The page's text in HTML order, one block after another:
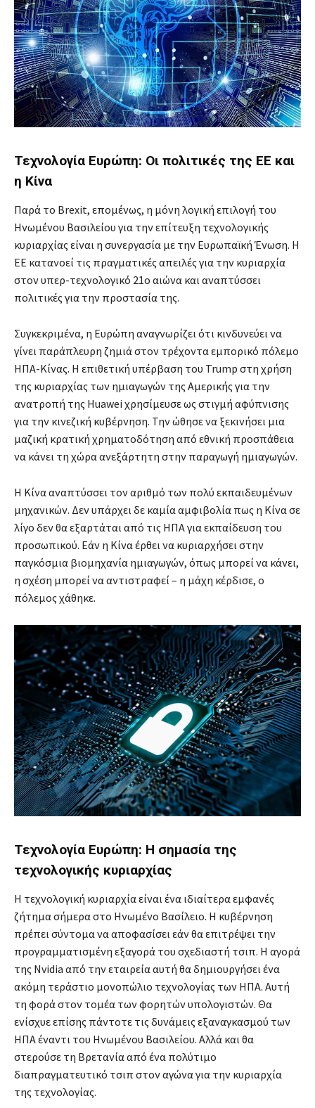
Τεχνολογία Ευρώπη: Οι πολιτικές της ΕΕ και
η Κίνα
Παρά το Brexit, επομένως, η μόνη λογική επιλογή του
Ηνωμένου Βασιλείου για την επίτευξη τεχνολογικής
κυριαρχίας είναι η συνεργασία με την Ευρωπαϊκή Ένωση. Η
ΕΕ κατανοεί τις πραγματικές απειλές για την κυριαρχία
στον υπερ-τεχνολογικό 21ο αιώνα και αναπτύσσει
πολιτικές για την προστασία της.
Συγκεκριμένα, η Ευρώπη αναγνωρίζει ότι κινδυνεύει να
γίνει παράπλευρη ζημιά στον τρέχοντα εμπορικό πόλεμο
ΗΠΑ-Κίνας. Η επιθετική υπέρβαση του Trump στη χρήση
της κυριαρχίας των ημιαγωγών της Αμερικής για την
ανατροπή της Huawei χρησίμευσε ως στιγμή αφύπνισης
για την κινεζική κυβέρνηση. Την ώθησε να ξεκινήσει μια
μαζική κρατική χρηματοδότηση από εθνική προσπάθεια
να κάνει τη χώρα ανεξάρτητη στην παραγωγή ημιαγωγών.
Η Κίνα αναπτύσσει τον αριθμό των πολύ εκπαιδευμένων
μηχανικών. Δεν υπάρχει δε καμία αμφιβολία πως η Κίνα σε
λίγο δεν θα εξαρτάται από τις ΗΠΑ για εκπαίδευση του
προσωπικού. Εάν η Κίνα έρθει να κυριαρχήσει στην
παγκόσμια βιομηχανία ημιαγωγών, όπως μπορεί να κάνει,
η σχέση μπορεί να αντιστραφεί – η μάχη κέρδισε, ο
πόλεμος χάθηκε.
Τεχνολογία Ευρώπη: Η σημασία της
τεχνολογικής κυριαρχίας
Η τεχνολογική κυριαρχία είναι ένα ιδιαίτερα εμφανές
ζήτημα σήμερα στο Ηνωμένο Βασίλειο. H κυβέρνηση
πρέπει σύντομα να αποφασίσει εάν θα επιτρέψει την
προγραμματισμένη εξαγορά του σχεδιαστή τσιπ. Η αγορά
της Nvidia από την εταιρεία αυτή θα δημιουργήσει ένα
ακόμη τεράστιο μονοπώλιο τεχνολογίας των ΗΠΑ. Αυτή
τη φορά στον τομέα των φορητών υπολογιστών. Θα
ενίσχυε επίσης πάντοτε τις δυνάμεις εξαναγκασμού των
ΗΠΑ έναντι του Ηνωμένου Βασιλείου. Αλλά και θα
στερούσε τη Βρετανία από ένα πολύτιμο
διαπραγματευτικό τσιπ στον αγώνα για την κυριαρχία
της τεχνολογίας.